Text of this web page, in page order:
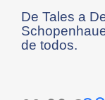
De Tales a
de todos.